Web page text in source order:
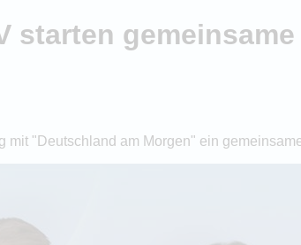
starten
mit "Deutschland am Morgen" ein